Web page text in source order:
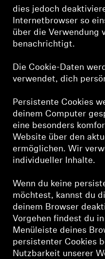
dies jedoch
Internetbrowser so
über die Verwendung
benachrichtigt.
Die Cookie-Daten
verwendet, dich
Persistente Cookies
deinem Computer
eine besonders
Website über den
ermöglichen. Wir
individueller Inhalte.
Wenn du keine
möchtest, kannst du
deinem Browser
Vorgehen findest du
Menüleiste deines
persistenter Cookies
Nutzbarkeit unserer